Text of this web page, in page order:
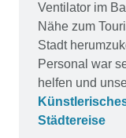
Ventilator im
Nähe zum
Stadt
Personal war
helfen und
Städtereise